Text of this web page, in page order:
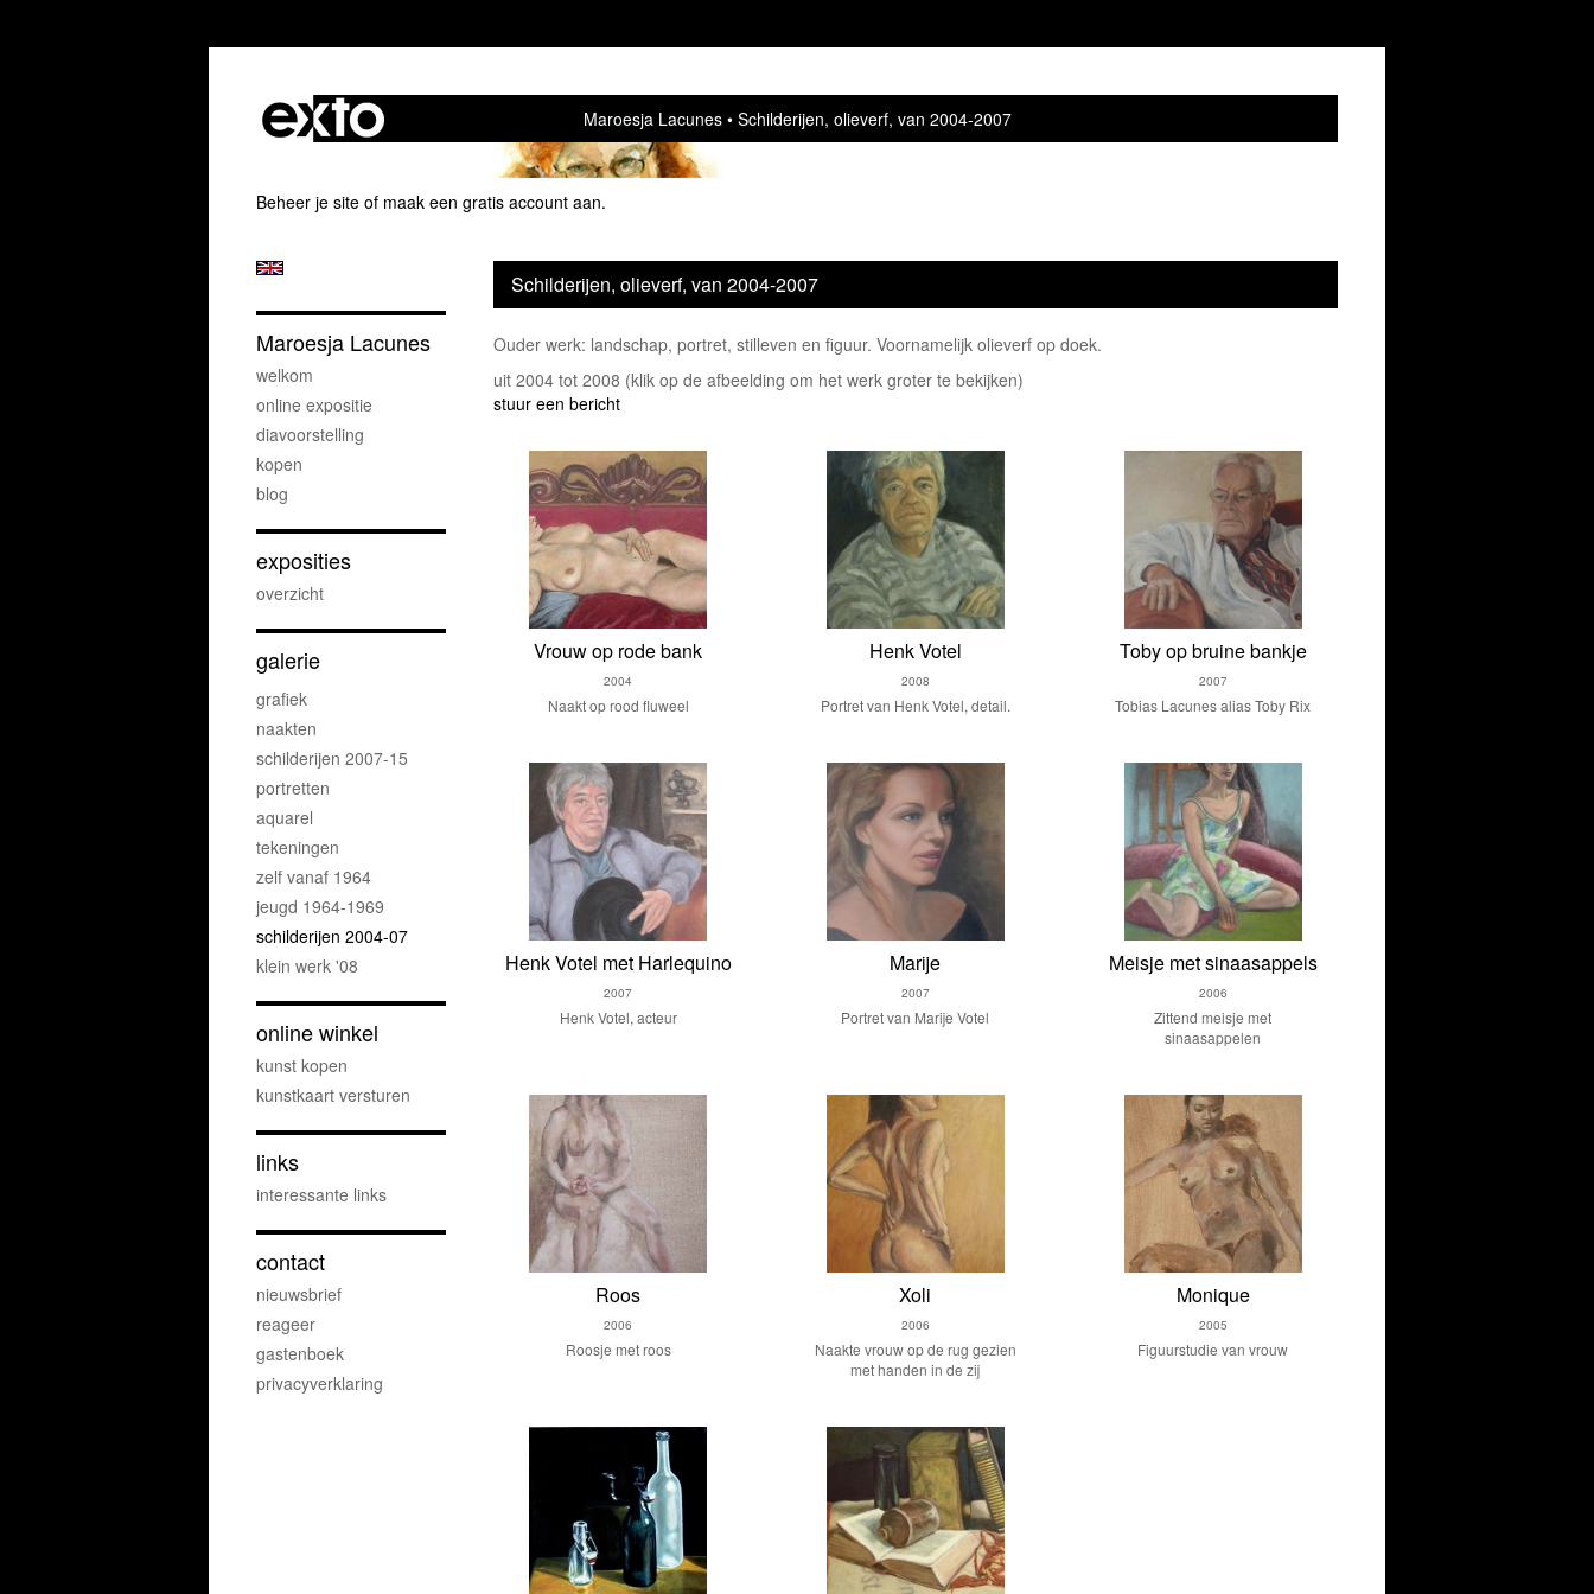
Maroesja Lacunes Schilderijen, olieverf, van 2004-2007
Beheer je site of maak een gratis account aan.
Schilderijen, olieverf, van 2004-2007
Ouder werk: landschap, portret, stilleven en figuur. Voornamelijk olieverf op doek.
uit 2004 tot 2008 (klik op de afbeelding om het werk groter te bekijken)
stuur een bericht
Vrouw op rode bank
2004
Naakt op rood fluweel
Henk Votel
2008
Portret van Henk Votel, detail.
Toby op bruine bankje
2007
Tobias Lacunes alias Toby Rix
Henk Votel met Harlequino
2007
Henk Votel, acteur
Marije
2007
Portret van Marije Votel
Meisje met sinaasappels
2006
Zittend meisje met
sinaasappelen
Roos
2006
Roosje met roos
Xoli
2006
Naakte vrouw op de rug gezien
met handen in de zij
Monique
2005
Figuurstudie van vrouw
Maroesja Lacunes
welkom
online expositie
diavoorstelling
kopen
blog
exposities
overzicht
galerie
grafiek
naakten
schilderijen 2007-15
portretten
aquarel
tekeningen
zelf vanaf 1964
jeugd 1964-1969
schilderijen 2004-07
klein werk '08
online winkel
kunst kopen
kunstkaart versturen
links
interessante links
contact
nieuwsbrief
reageer
gastenboek
privacyverklaring